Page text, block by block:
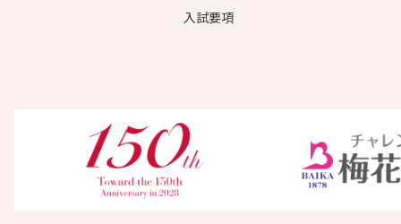
入試要項